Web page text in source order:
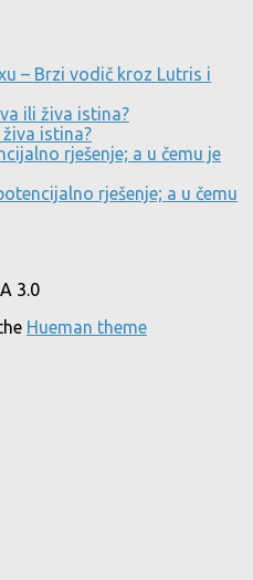
– Brzi vodič kroz Lutris i
ili živa istina?
živa istina?
rješenje; a u čemu je
rješenje; a u čemu
3.0
Hueman theme